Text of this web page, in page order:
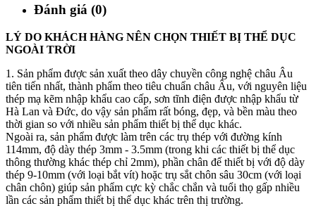
Đánh giá (0)
LÝ DO KHÁCH HÀNG NÊN CHỌN THIẾT BỊ THỂ DỤC
NGOÀI TRỜI
1. Sản phẩm được sản xuất theo dây chuyền công nghệ châu Âu
tiên tiến nhất, thành phẩm theo tiêu chuẩn châu Âu, với nguyên liệu
thép mạ kẽm nhập khẩu cao cấp, sơn tĩnh điện được nhập khẩu từ
Hà Lan và Đức, do vậy sản phẩm rất bóng, đẹp, và bền màu theo
thời gian so với nhiều sản phẩm thiết bị thể dục khác.
Ngoài ra, sản phẩm được làm trên các trụ thép với đường kính
114mm, độ dày thép 3mm - 3.5mm (trong khi các thiết bị thể dục
thông thường khác thép chỉ 2mm), phần chân đế thiết bị với độ dày
thép 9-10mm (với loại bắt vít) hoặc trụ sắt chôn sâu 30cm (với loại
chân chôn) giúp sản phẩm cực kỳ chắc chắn và tuổi thọ gấp nhiều
lần các sản phẩm thiết bị thể dục khác trên thị trường.